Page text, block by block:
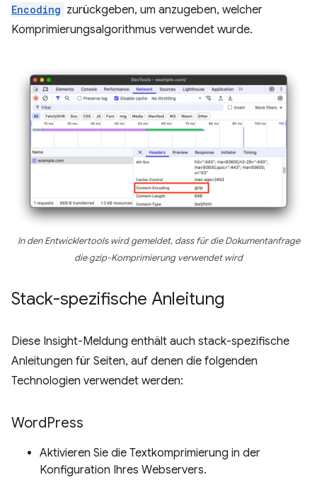
Encoding zurückgeben, um anzugeben, welcher
Komprimierungsalgorithmus verwendet wurde.
In den Entwicklertools wird gemeldet, dass für die Dokumentanfrage
die gzip-Komprimierung verwendet wird
Stack-spezifische Anleitung
Diese Insight-Meldung enthält auch stack-spezifische
Anleitungen für Seiten, auf denen die folgenden
Technologien verwendet werden:
WordPress
Aktivieren Sie die Textkomprimierung in der
Konfiguration Ihres Webservers.